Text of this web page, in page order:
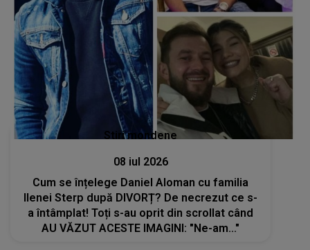
Stiri mondene
08 iul 2026
Cum se înțelege Daniel Aloman cu familia
Ilenei Sterp după DIVORȚ? De necrezut ce s-
a întâmplat! Toți s-au oprit din scrollat când
AU VĂZUT ACESTE IMAGINI: "Ne-am..."